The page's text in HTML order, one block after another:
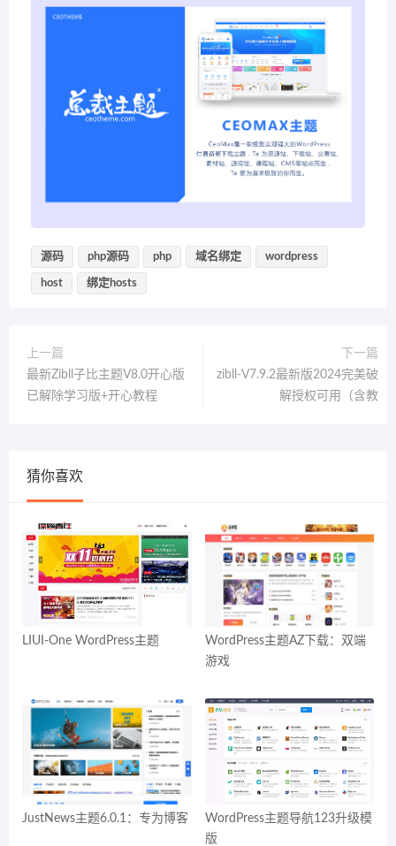
源码 php源码 php 域名绑定 wordpress
host 绑定hosts
上一篇
最新Zibll子比主题V8.0开心版
已解除学习版+开心教程
下一篇
zibll-V7.9.2最新版2024完美破
解授权可用（含教
猜你喜欢
LIUI-One WordPress主题
WordPress主题AZ下载：双端
游戏
JustNews主题6.0.1：专为博客
WordPress主题导航123升级模
版